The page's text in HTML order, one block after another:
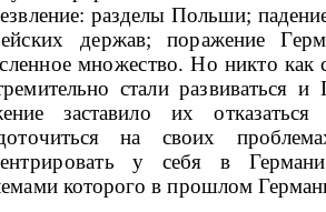
разделы Польши;
держав; поражение
множество. Но никто как
стали развиваться
заста­вило их отказаться
на своих
ать у себя в
которого в прошлом